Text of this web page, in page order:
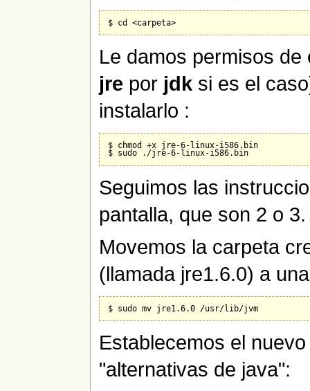
Le damos permisos
jre por jdk si es el
instalarlo :
$ chmod +x jre-6-linux-i586.bin
Seguimos las
pantalla, que son 2 o 3.
Movemos la carpeta
(llamada jre1.6.0) a
Establecemos el
"alternativas de java":